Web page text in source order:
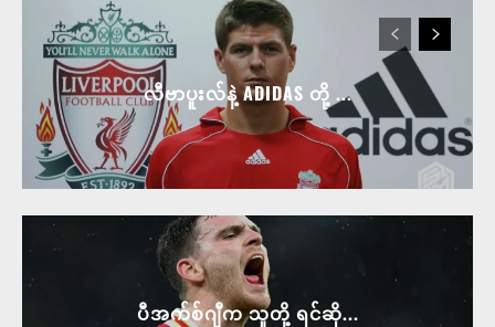
လီဗာပူးလ်နဲ့ ADIDAS တို့ ...
ပီအက်စ်ဂျီက သူတို့ ရင်ဆို...